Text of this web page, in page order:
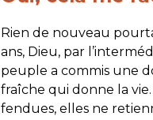
Rien de nouveau
ans, Dieu, par
peuple a commis une
fraîche qui donne la
fendues, elles ne